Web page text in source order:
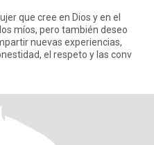
que cree en Dios y en el
míos, pero también deseo
nuevas experiencias,
el respeto y las conv